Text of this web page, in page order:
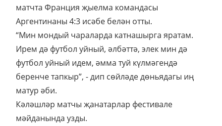
матчта Франция җыелма командасы
Аргентинаны 4:3 исәбе белән отты.
“Мин мондый чараларда катнашырга яратам.
Ирем дә футбол уйный, әлбәттә, элек мин дә
футбол уйный идем, әмма туй күлмәгендә
беренче тапкыр”, - дип сөйләде дөньядагы иң
матур әби.
Кәләшләр матчы җанатарлар фестивале
мәйданында узды.